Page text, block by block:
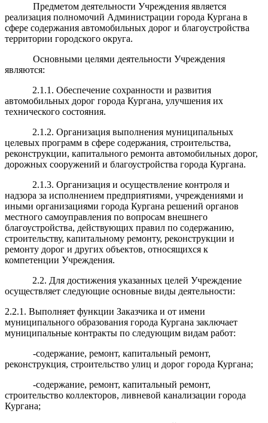
Предметом деятельности Учреждения является
реализация полномочий Администрации города Кургана в
сфере содержания автомобильных дорог и благоустройства
территории городского округа.
Основными целями деятельности Учреждения
являются:
2.1.1. Обеспечение сохранности и развития
автомобильных дорог города Кургана, улучшения их
технического состояния.
2.1.2. Организация выполнения муниципальных
целевых программ в сфере содержания, строительства,
реконструкции, капитального ремонта автомобильных дорог,
дорожных сооружений и благоустройства города Кургана.
2.1.3. Организация и осуществление контроля и
надзора за исполнением предприятиями, учреждениями и
иными организациями города Кургана решений органов
местного самоуправления по вопросам внешнего
благоустройства, действующих правил по содержанию,
строительству, капитальному ремонту, реконструкции и
ремонту дорог и других объектов, относящихся к
компетенции Учреждения.
2.2. Для достижения указанных целей Учреждение
осуществляет следующие основные виды деятельности:
2.2.1. Выполняет функции Заказчика и от имени
муниципального образования города Кургана заключает
муниципальные контракты по следующим видам работ:
-содержание, ремонт, капитальный ремонт,
реконструкция, строительство улиц и дорог города Кургана;
-содержание, ремонт, капитальный ремонт,
строительство коллекторов, ливневой канализации города
Кургана;